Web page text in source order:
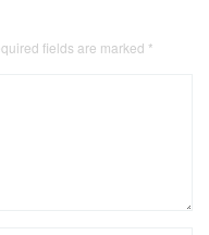
fields are marked *